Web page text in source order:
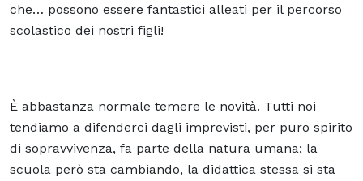
che… possono essere fantastici alleati per il percorso
scolastico dei nostri figli!
È abbastanza normale temere le novità. Tutti noi
tendiamo a difenderci dagli imprevisti, per puro spirito
di sopravvivenza, fa parte della natura umana; la
scuola però sta cambiando, la didattica stessa si sta